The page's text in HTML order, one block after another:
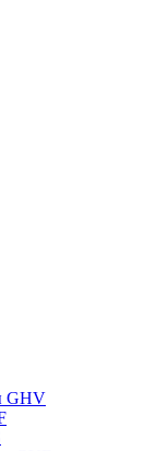
GHV